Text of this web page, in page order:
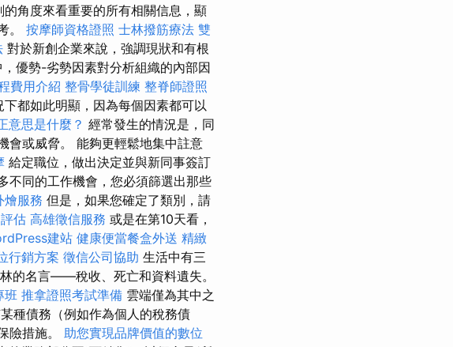
角度來看重要的所有相關信息，顯
。 按摩師資格證照 士林撥筋療法 雙
對於新創企業來說，強調現狀和有根
優勢-劣勢因素對分析組織的內部因
費用介紹 整骨學徒訓練 整脊師證照
都如此明顯，因為每個因素都可以
意思是什麼？ 經常發生的情況是，同
會或威脅。 能夠更輕鬆地集中註意
給定職位，做出決定並與新同事簽訂
不同的工作機會，您必須篩選出那些
燴服務 但是，如果您確定了類別，請
估 高雄徵信服務 或是在第10天看，
建站 健康便當餐盒外送 精緻
行銷方案 徵信公司協助 生活中有三
的名言——稅收、死亡和資料遺失。
班 推拿證照考試準備 雲端僅為其中之
種債務（例如作為個人的稅務債
險措施。 助您實現品牌價值的數位